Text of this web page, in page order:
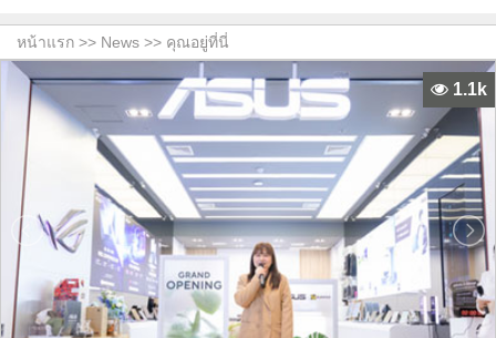
หน้าแรก >> News >> คุณอยู่ที่นี่
1.1k